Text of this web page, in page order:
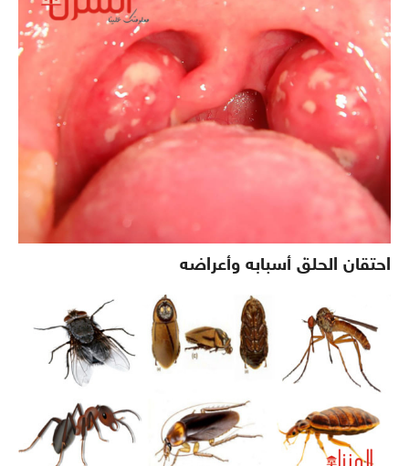
احتقان الحلق أسبابه وأعراضه